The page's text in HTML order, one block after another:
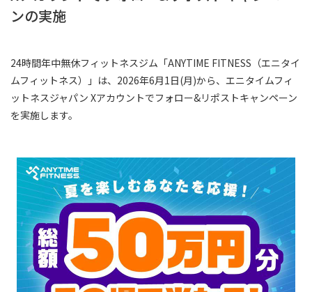
ンの実施
24時間年中無休フィットネスジム「ANYTIME FITNESS（エニタイ
ムフィットネス）」は、2026年6月1日(月)から、エニタイムフィ
ットネスジャパン Xアカウントでフォロー&リポストキャンペーン
を実施します。